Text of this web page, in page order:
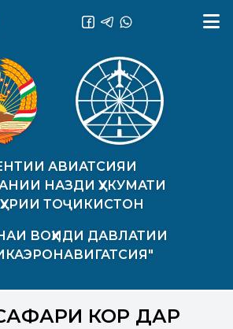
АВИАТСИЯИ
НАЗДИ ҲУКУМАТИ
ТОҶИКИСТОН
ВОҲИДИ ДАВЛАТИИ
КОРӢ ДАР